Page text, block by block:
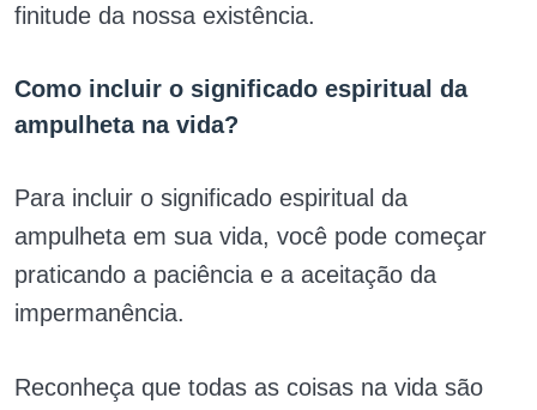
finitude da nossa existência.
Como incluir o significado espiritual da
ampulheta na vida?
Para incluir o significado espiritual da
ampulheta em sua vida, você pode começar
praticando a paciência e a aceitação da
impermanência.
Reconheça que todas as coisas na vida são